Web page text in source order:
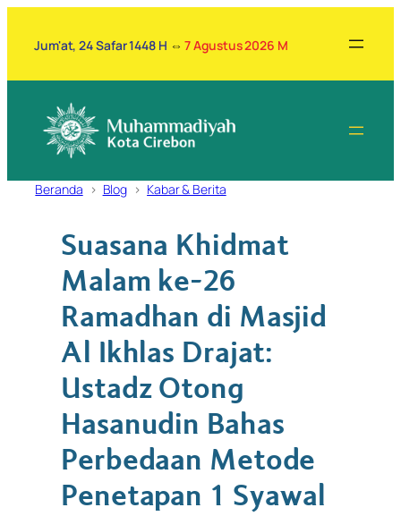
Jum'at, 24 Safar 1448 H ⇔7 Agustus 2026 M
Beranda Blog Kabar & Berita
Suasana Khidmat
Malam ke-26
Ramadhan di Masjid
Al Ikhlas Drajat:
Ustadz Otong
Hasanudin Bahas
Perbedaan Metode
Penetapan 1 Syawal